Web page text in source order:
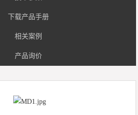
下载产品手册
相关案例
产品询价